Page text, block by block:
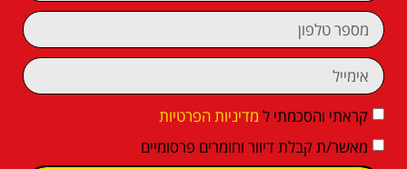
קראתי והסכמתי ל מדיניות הפרטיות
מאשר/ת קבלת דיוור וחומרים פרסומיים